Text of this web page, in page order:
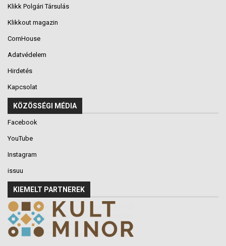
Klikk Polgári Társulás
Klikkout magazin
CornHouse
Adatvédelem
Hirdetés
Kapcsolat
KÖZÖSSÉGI MÉDIA
Facebook
YouTube
Instagram
issuu
KIEMELT PARTNEREK